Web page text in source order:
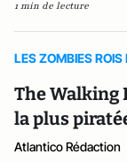
1 min de lecture
LES ZOMBIES
The Walking
la plus
Atlantico Rédaction